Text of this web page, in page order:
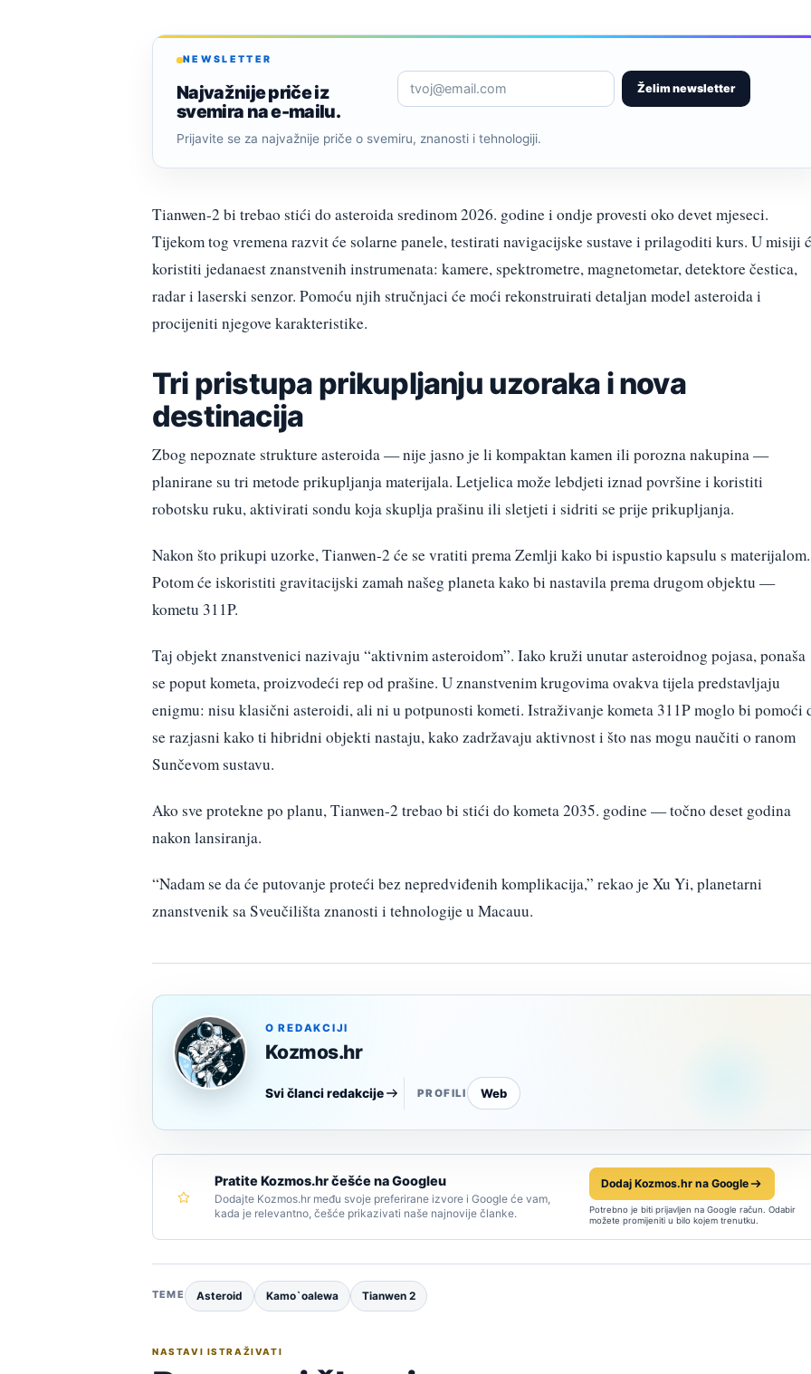
NEWSLETTER
Najvažnije priče iz
svemira na e-mailu.
Želim newsletter
Prijavite se za najvažnije priče o svemiru, znanosti i tehnologiji.
Tianwen-2 bi trebao stići do asteroida sredinom 2026. godine i ondje provesti oko devet mjeseci.
Tijekom tog vremena razvit će solarne panele, testirati navigacijske sustave i prilagoditi kurs. U misiji
koristiti jedanaest znanstvenih instrumenata: kamere, spektrometre, magnetometar, detektore čestica,
radar i laserski senzor. Pomoću njih stručnjaci će moći rekonstruirati detaljan model asteroida i
procijeniti njegove karakteristike.
Tri pristupa prikupljanju uzoraka i nova
destinacija
Zbog nepoznate strukture asteroida — nije jasno je li kompaktan kamen ili porozna nakupina —
planirane su tri metode prikupljanja materijala. Letjelica može lebdjeti iznad površine i koristiti
robotsku ruku, aktivirati sondu koja skuplja prašinu ili sletjeti i sidriti se prije prikupljanja.
Nakon što prikupi uzorke, Tianwen-2 će se vratiti prema Zemlji kako bi ispustio kapsulu s materijalom.
Potom će iskoristiti gravitacijski zamah našeg planeta kako bi nastavila prema drugom objektu —
kometu 311P.
Taj objekt znanstvenici nazivaju “aktivnim asteroidom”. Iako kruži unutar asteroidnog pojasa, ponaša
se poput kometa, proizvodeći rep od prašine. U znanstvenim krugovima ovakva tijela predstavljaju
enigmu: nisu klasični asteroidi, ali ni u potpunosti kometi. Istraživanje kometa 311P moglo bi pomoći
se razjasni kako ti hibridni objekti nastaju, kako zadržavaju aktivnost i što nas mogu naučiti o ranom
Sunčevom sustavu.
Ako sve protekne po planu, Tianwen-2 trebao bi stići do kometa 2035. godine — točno deset godina
nakon lansiranja.
“Nadam se da će putovanje proteći bez nepredviđenih komplikacija,” rekao je Xu Yi, planetarni
znanstvenik sa Sveučilišta znanosti i tehnologije u Macauu.
O REDAKCIJI
Kozmos.hr
Svi članci redakcije PROFILI Web
Pratite Kozmos.hr češće na Googleu
Dodajte Kozmos.hr među svoje preferirane izvore i Google će vam,
kada je relevantno, češće prikazivati naše najnovije članke.
Dodaj Kozmos.hr na Google
Potrebno je biti prijavljen na Google račun. Odabir
možete promijeniti u bilo kojem trenutku.
TEME Asteroid Kamo`oalewa Tianwen 2
NASTAVI ISTRAŽIVATI